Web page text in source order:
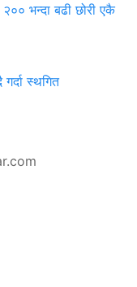
२०० भन्दा बढी छोरी एकै
गर्दा स्थगित